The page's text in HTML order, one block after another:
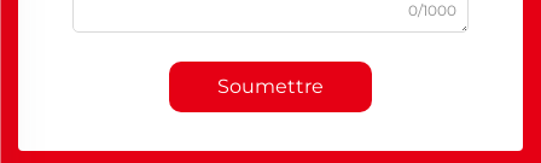
0/1000
Soumettre